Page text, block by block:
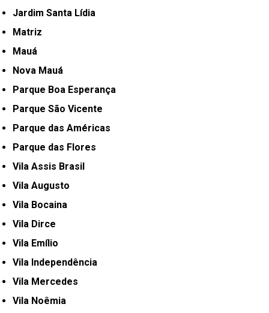
Jardim Santa Lídia
Matriz
Mauá
Nova Mauá
Parque Boa Esperança
Parque São Vicente
Parque das Américas
Parque das Flores
Vila Assis Brasil
Vila Augusto
Vila Bocaina
Vila Dirce
Vila Emílio
Vila Independência
Vila Mercedes
Vila Noêmia